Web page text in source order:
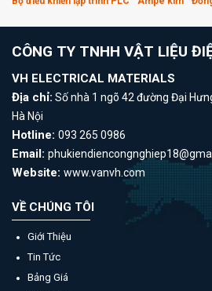
CÔNG TY TNHH VẬT LIỆU
VH ELECTRICAL MATERIALS
Địa chỉ: Số nhà 1 ngõ 42 đường Đại
Hà Nội
Hotline: 093 265 0986
Email:
Website: www.vanvh.com
VỀ CHÚNG TÔI
Giới Thiệu
Tin Tức
Bảng Giá